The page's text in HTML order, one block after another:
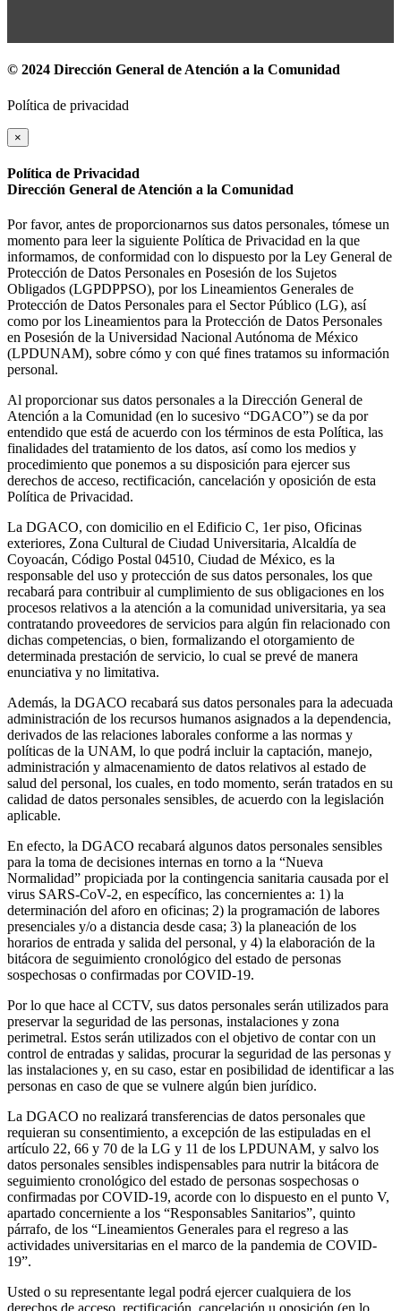
© 2024 Dirección General de Atención a la Comunidad
Política de privacidad
×
Política de Privacidad
Dirección General de Atención a la Comunidad
Por favor, antes de proporcionarnos sus datos personales, tómese un
momento para leer la siguiente Política de Privacidad en la que
informamos, de conformidad con lo dispuesto por la Ley General de
Protección de Datos Personales en Posesión de los Sujetos
Obligados (LGPDPPSO), por los Lineamientos Generales de
Protección de Datos Personales para el Sector Público (LG), así
como por los Lineamientos para la Protección de Datos Personales
en Posesión de la Universidad Nacional Autónoma de México
(LPDUNAM), sobre cómo y con qué fines tratamos su información
personal.
Al proporcionar sus datos personales a la Dirección General de
Atención a la Comunidad (en lo sucesivo “DGACO”) se da por
entendido que está de acuerdo con los términos de esta Política, las
finalidades del tratamiento de los datos, así como los medios y
procedimiento que ponemos a su disposición para ejercer sus
derechos de acceso, rectificación, cancelación y oposición de esta
Política de Privacidad.
La DGACO, con domicilio en el Edificio C, 1er piso, Oficinas
exteriores, Zona Cultural de Ciudad Universitaria, Alcaldía de
Coyoacán, Código Postal 04510, Ciudad de México, es la
responsable del uso y protección de sus datos personales, los que
recabará para contribuir al cumplimiento de sus obligaciones en los
procesos relativos a la atención a la comunidad universitaria, ya sea
contratando proveedores de servicios para algún fin relacionado con
dichas competencias, o bien, formalizando el otorgamiento de
determinada prestación de servicio, lo cual se prevé de manera
enunciativa y no limitativa.
Además, la DGACO recabará sus datos personales para la adecuada
administración de los recursos humanos asignados a la dependencia,
derivados de las relaciones laborales conforme a las normas y
políticas de la UNAM, lo que podrá incluir la captación, manejo,
administración y almacenamiento de datos relativos al estado de
salud del personal, los cuales, en todo momento, serán tratados en su
calidad de datos personales sensibles, de acuerdo con la legislación
aplicable.
En efecto, la DGACO recabará algunos datos personales sensibles
para la toma de decisiones internas en torno a la “Nueva
Normalidad” propiciada por la contingencia sanitaria causada por el
virus SARS-CoV-2, en específico, las concernientes a: 1) la
determinación del aforo en oficinas; 2) la programación de labores
presenciales y/o a distancia desde casa; 3) la planeación de los
horarios de entrada y salida del personal, y 4) la elaboración de la
bitácora de seguimiento cronológico del estado de personas
sospechosas o confirmadas por COVID-19.
Por lo que hace al CCTV, sus datos personales serán utilizados para
preservar la seguridad de las personas, instalaciones y zona
perimetral. Estos serán utilizados con el objetivo de contar con un
control de entradas y salidas, procurar la seguridad de las personas y
las instalaciones y, en su caso, estar en posibilidad de identificar a las
personas en caso de que se vulnere algún bien jurídico.
La DGACO no realizará transferencias de datos personales que
requieran su consentimiento, a excepción de las estipuladas en el
artículo 22, 66 y 70 de la LG y 11 de los LPDUNAM, y salvo los
datos personales sensibles indispensables para nutrir la bitácora de
seguimiento cronológico del estado de personas sospechosas o
confirmadas por COVID-19, acorde con lo dispuesto en el punto V,
apartado concerniente a los “Responsables Sanitarios”, quinto
párrafo, de los “Lineamientos Generales para el regreso a las
actividades universitarias en el marco de la pandemia de COVID-
19”.
Usted o su representante legal podrá ejercer cualquiera de los